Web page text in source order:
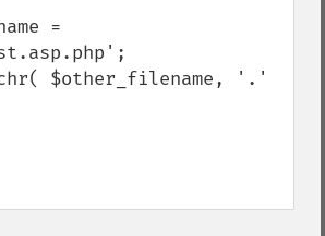
=
$other_filename, '.'